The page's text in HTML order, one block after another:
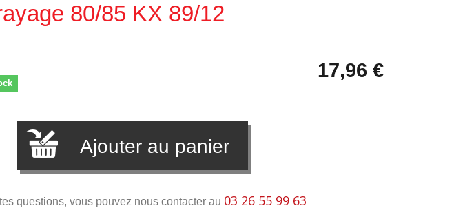
80/85 KX 89/12
17,96 €
Ajouter au panier
questions, vous pouvez nous contacter au 03 26 55 99 63